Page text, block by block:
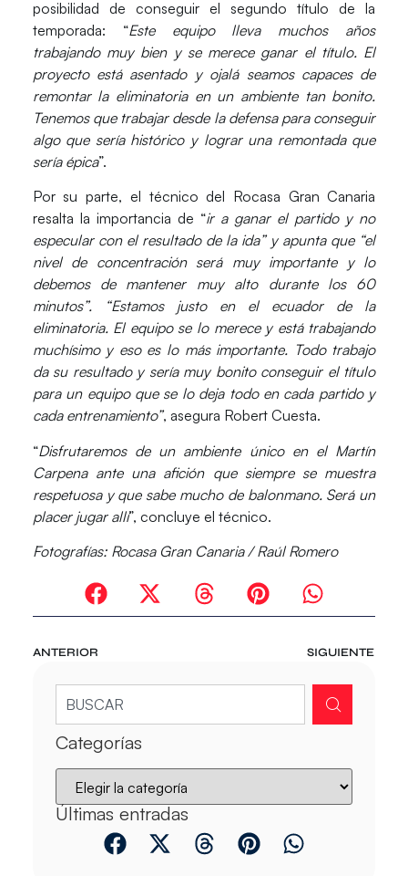
posibilidad de conseguir el segundo título de la
temporada: “Este equipo lleva muchos años
trabajando muy bien y se merece ganar el título. El
proyecto está asentado y ojalá seamos capaces de
remontar la eliminatoria en un ambiente tan bonito.
Tenemos que trabajar desde la defensa para conseguir
algo que sería histórico y lograr una remontada que
sería épica”.
Por su parte, el técnico del Rocasa Gran Canaria
resalta la importancia de “ir a ganar el partido y no
especular con el resultado de la ida” y apunta que “el
nivel de concentración será muy importante y lo
debemos de mantener muy alto durante los 60
minutos”. “Estamos justo en el ecuador de la
eliminatoria. El equipo se lo merece y está trabajando
muchísimo y eso es lo más importante. Todo trabajo
da su resultado y sería muy bonito conseguir el título
para un equipo que se lo deja todo en cada partido y
cada entrenamiento”, asegura Robert Cuesta.
“Disfrutaremos de un ambiente único en el Martín
Carpenaante una afición que siempre se muestra
respetuosa y que sabe mucho de balonmano. Será un
placer jugar allí”, concluye el técnico.
Fotografías: Rocasa Gran Canaria / Raúl Romero
ANTERIOR SIGUIENTE
Categorías
Últimas entradas